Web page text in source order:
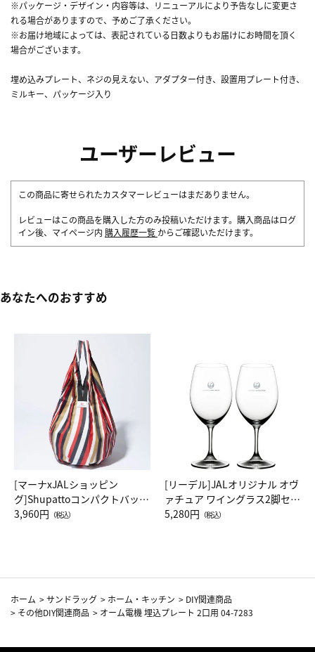
※パッケージ・デザイン・内容等は、リニューアルにより予告なしに変更さ
れる場合がありますので、予めご了承ください。
※お届け地域によっては、表記されている日数よりもお届けにお時間を頂く
場合がございます。
埋め込みプレート、ネジの見えない、アダプター付き、設置用プレート付き、
ミルキー、パッケージ入り
ユーザーレビュー
この商品に寄せられたカスタマーレビューはまだありません。
レビューはこの商品を購入した方のみ投稿いただけます。購入商品はログ
イン後、マイページ内 購入履歴一覧 からご確認いただけます。
あなたへのおすすめ
[マーナxJALショッピン
グ]Shupattoコンパクトバッグ
Drop JAL客室乗務員（LC）ス
3,960円 （税込）
[リーデル]JALオリジナル オヴ
ァチュア ワイングラス2脚セッ
ト（レッドワイン）
5,280円 （税込）
ホーム >サンドラッグ > ホーム・キッチン > DIY関連商品
> その他DIY関連商品 > オーム電機 埋込プレート 2口用 04-7283